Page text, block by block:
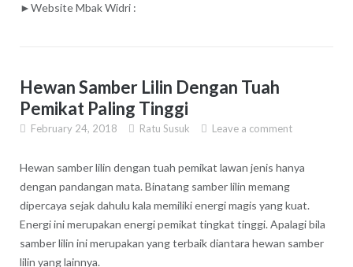
►Website Mbak Widri :
Hewan Samber Lilin Dengan Tuah
Pemikat Paling Tinggi
February 24, 2018 Ratu Susuk Leave a comment
Hewan samber lilin dengan tuah pemikat lawan jenis hanya
dengan pandangan mata. Binatang samber lilin memang
dipercaya sejak dahulu kala memiliki energi magis yang kuat.
Energi ini merupakan energi pemikat tingkat tinggi. Apalagi bila
samber lilin ini merupakan yang terbaik diantara hewan samber
lilin yang lainnya.